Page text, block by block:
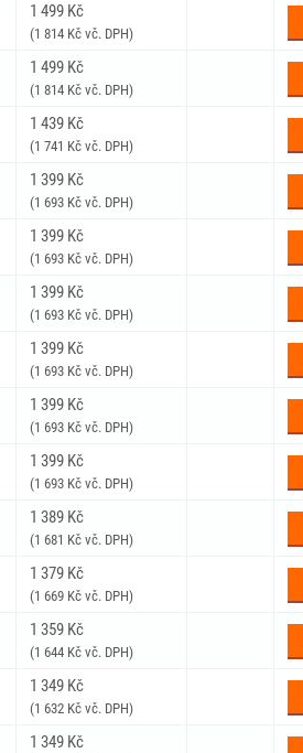
1 499 Kč
(1 814 Kč vč. DPH)
1 499 Kč
(1 814 Kč vč. DPH)
1 439 Kč
(1 741 Kč vč. DPH)
1 399 Kč
(1 693 Kč vč. DPH)
1 399 Kč
(1 693 Kč vč. DPH)
1 399 Kč
(1 693 Kč vč. DPH)
1 399 Kč
(1 693 Kč vč. DPH)
1 399 Kč
(1 693 Kč vč. DPH)
1 399 Kč
(1 693 Kč vč. DPH)
1 389 Kč
(1 681 Kč vč. DPH)
1 379 Kč
(1 669 Kč vč. DPH)
1 359 Kč
(1 644 Kč vč. DPH)
1 349 Kč
(1 632 Kč vč. DPH)
1 349 Kč